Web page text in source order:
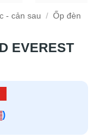
- cản sau / Ốp đèn
EVEREST
)